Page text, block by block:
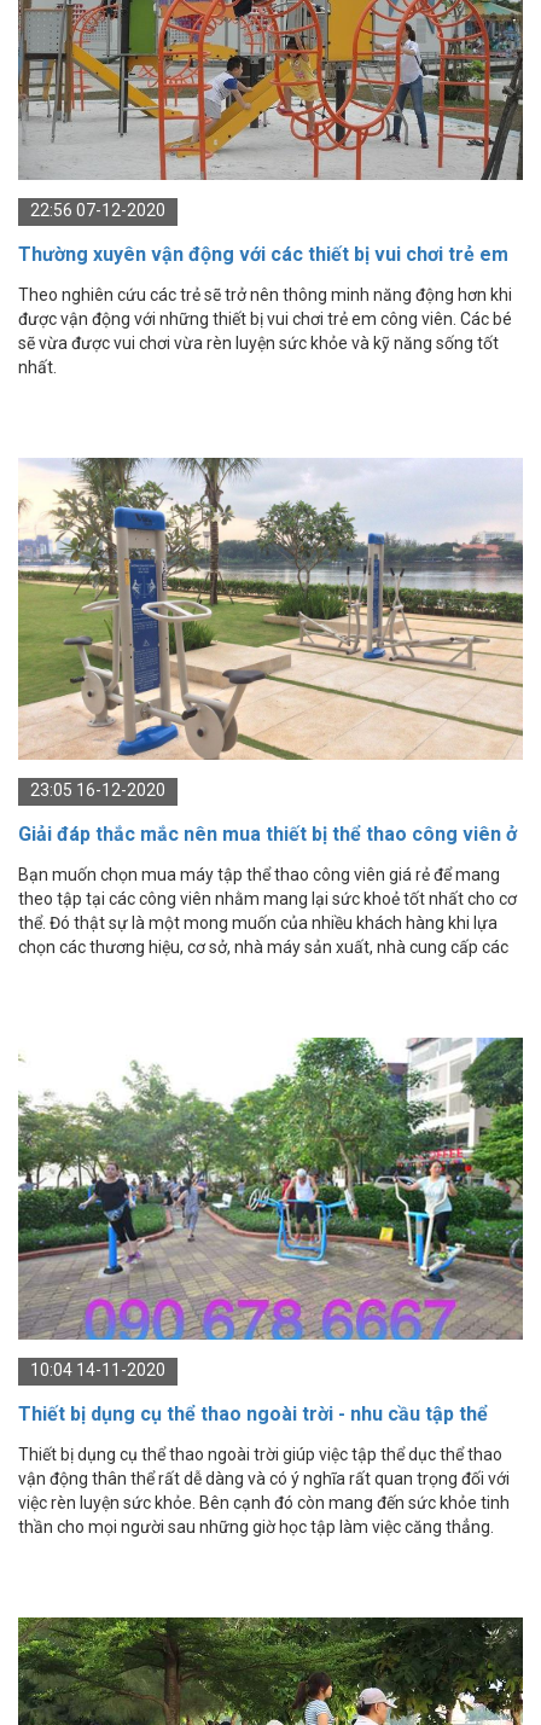
22:56 07-12-2020
Thường xuyên vận động với các thiết bị vui chơi trẻ em
công viên ngoài trời giúp trẻ thông minh hơn
Theo nghiên cứu các trẻ sẽ trở nên thông minh năng động hơn khi
được vận động với những thiết bị vui chơi trẻ em công viên. Các bé
sẽ vừa được vui chơi vừa rèn luyện sức khỏe và kỹ năng sống tốt
nhất.
23:05 16-12-2020
Giải đáp thắc mắc nên mua thiết bị thể thao công viên ở
đâu?
Bạn muốn chọn mua máy tập thể thao công viên giá rẻ để mang
theo tập tại các công viên nhằm mang lại sức khoẻ tốt nhất cho cơ
thể. Đó thật sự là một mong muốn của nhiều khách hàng khi lựa
chọn các thương hiệu, cơ sở, nhà máy sản xuất, nhà cung cấp các
biết giá dụng cụ thể thao công viên, dụng cụ thể thao ngoài trời này
chưa?
10:04 14-11-2020
Thiết bị dụng cụ thể thao ngoài trời - nhu cầu tập thể
dục cho mọi người, mọi lứa tuổi
Thiết bị dụng cụ thể thao ngoài trời giúp việc tập thể dục thể thao
vận động thân thể rất dễ dàng và có ý nghĩa rất quan trọng đối với
việc rèn luyện sức khỏe. Bên cạnh đó còn mang đến sức khỏe tinh
thần cho mọi người sau những giờ học tập làm việc căng thẳng.